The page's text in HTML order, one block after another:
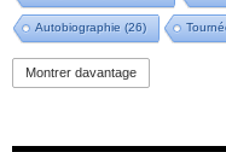
Autobiographie (26)
Promo 2019(23)
Montrer davantage